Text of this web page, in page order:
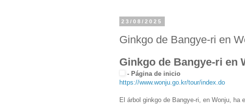
23/08/2025
Ginkgo de Bangye-ri en
Ginkgo de Bangye-ri en
- Página de inicio
https://www.wonju.go.kr/tour/index.do
El árbol ginkgo de Bangye-ri, en Wonju, ha